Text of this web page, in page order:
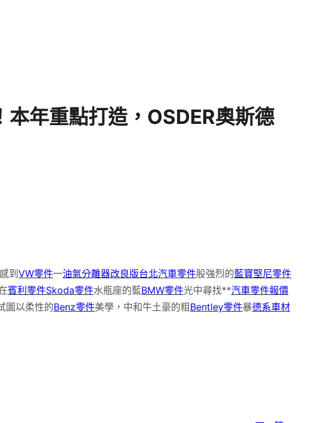
本年重點打造，OSDER奧斯德
到 VW零件一油氣分離器改良版台北汽車零件股強烈的藍寶堅尼零件
賓利零件Skoda零件水瓶座的藍BMW零件光中尋找**汽車零件報價
圖以柔性的Benz零件美學，中和牛土豪的粗 Bentley零件暴德系車材